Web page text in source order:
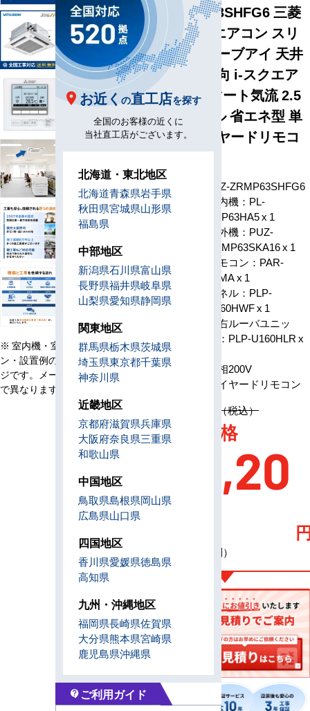
※ 室内機・室外機・リモコ
ン・設置例の画像はイメー
ジです。メーカー、機種等
で異なります。
PLZ-ZRMP63SHFG6 三菱
電機 業務用エアコン スリ
ムZR 人感ムーブアイ 天井
カセット4方向 i-スクエア
ぐるっとスマート気流 2.5
馬力 シングル 省エネ型 単
相200V ワイヤードリモコ
ン
型番 PLZ-ZRMP63SHFG6
構成
室内機：PL-
ZRP63HA5 x 1
室外機：PUZ-
ZRMP63SKA16 x 1
リモコン：PAR-
48MA x 1
パネル：PLP-
P160HWF x 1
左右ルーバユニッ
ト：PLP-U160HLR x
電源
単相200V
ワイヤードリモコン
定価 1,667,600円（税込）
AC特別価格
258,20
0
（税込・工事費別）
お近く の直工店を探す
全国のお客様の近くに
当社直工店がございます。
北海道・東北地区
北海道青森県岩手県
秋田県宮城県山形県
福島県
中部地区
新潟県石川県富山県
長野県福井県岐阜県
山梨県愛知県静岡県
関東地区
群馬県栃木県茨城県
埼玉県東京都千葉県
神奈川県
近畿地区
京都府滋賀県兵庫県
大阪府奈良県三重県
和歌山県
中国地区
鳥取県島根県岡山県
広島県山口県
四国地区
香川県愛媛県徳島県
高知県
九州・沖縄地区
福岡県長崎県佐賀県
大分県熊本県宮崎県
鹿児島県沖縄県
contact_support ご利用ガイド